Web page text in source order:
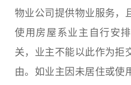
物业公司提供物业服务，
使用房屋系业主自行安
关，业主不能以此作为拒
由。如业主因未居住或使